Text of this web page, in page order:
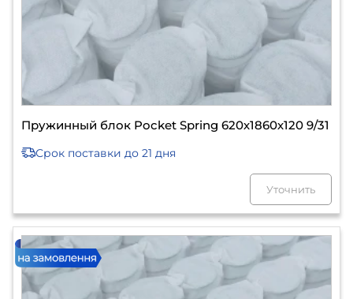
Пружинный блок Pocket Spring 620х1860х120 9/31
Срок поставки до 21 дня
Уточнить